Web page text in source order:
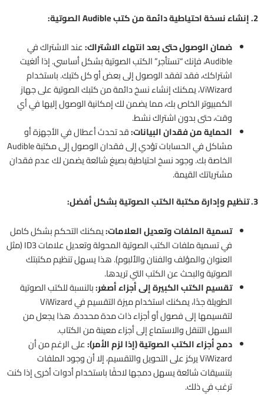
2. إنشاء نسخة احتياطية دائمة من كتب Audible الصوتية:
ضمان الوصول حتى بعد انتهاء الاشتراك:عند الاشتراك في
Audible، فإنك “تستأجر” الكتب الصوتية بشكل أساسي. إذا ألغيت
اشتراكك، فقد تفقد الوصول إلى بعض أو كل كتبك. باستخدام
ViWizard، يمكنك إنشاء نسخ دائمة من كتبك الصوتية على جهاز
الكمبيوتر الخاص بك، مما يضمن لك إمكانية الوصول إليها في أي
وقت، حتى بدون اشتراك نشط.
الحماية من فقدان البيانات:قد تحدث أعطال في الأجهزة أو
مشاكل في الحسابات تؤدي إلى فقدان الوصول إلى مكتبة Audible
الخاصة بك. وجود نسخ احتياطية بصيغ شائعة يضمن لك عدم فقدان
مشترياتك القيمة.
3. تنظيم وإدارة مكتبة الكتب الصوتية بشكل أفضل:
تسمية الملفات وتعديل العلامات:يمكنك التحكم بشكل كامل
في تسمية ملفات الكتب الصوتية المحولة وتعديل علامات ID3 (مثل
العنوان والمؤلف والفنان والألبوم). هذا يسهل تنظيم مكتبتك
الصوتية والبحث عن الكتب التي تريدها.
تقسيم الكتب الكبيرة إلى أجزاء أصغر:بالنسبة للكتب الصوتية
الطويلة جدًا، يمكنك استخدام ميزة التقسيم في ViWizard
لتقسيمها إلى فصول أو أجزاء ذات مدة محددة. هذا يجعل من
السهل التنقل والاستماع إلى أجزاء معينة من الكتاب.
دمج أجزاء الكتب الصوتية (إذا لزم الأمر):على الرغم من أن
ViWizard يركز على التحويل والتقسيم، إلا أن وجود الملفات
بتنسيقات شائعة يسهل دمجها لاحقًا باستخدام أدوات أخرى إذا كنت
ترغب في ذلك.